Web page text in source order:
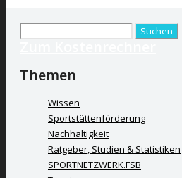
Themen
Wissen
Sportstättenförderung
Nachhaltigkeit
Ratgeber, Studien & Statistiken
SPORTNETZWERK.FSB